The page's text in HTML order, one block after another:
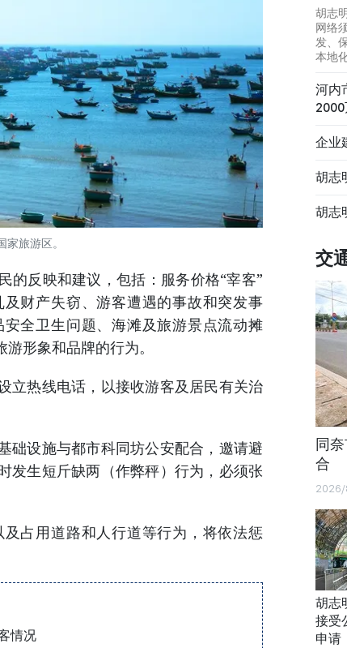
旅游区。
的反映和建议，包括：服务价格“宰客”
财产失窃、游客遭遇的事故和突发事
全卫生问题、海滩及旅游景点流动摊
形象和品牌的行为。
立热线电话，以接收游客及居民有关治
础设施与都市科同坊公安配合，邀请避
发生短斤缺两（作弊秤）行为，必须张
占用道路和人行道等行为，将依法惩
情况
胡志
网络
发、
本地
河内
企业
胡志
胡志
交
同
合
2026/
胡志
接受
申请